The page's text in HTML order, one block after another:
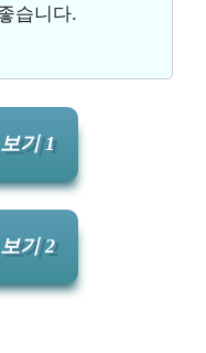
습니다.
기 1
기 2